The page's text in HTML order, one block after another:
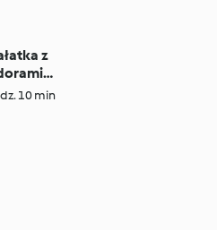
z
i
10 min